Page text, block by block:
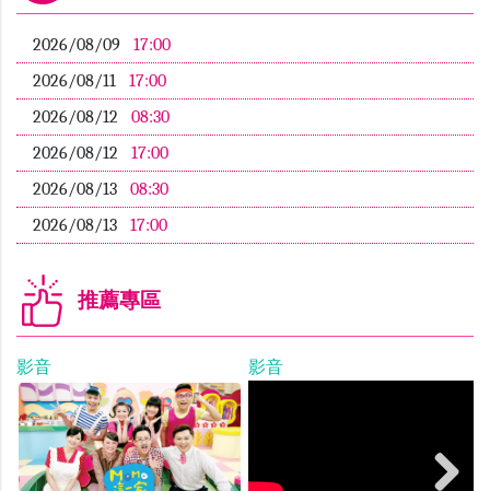
2026/08/09
17:00
2026/08/11
17:00
2026/08/12
08:30
2026/08/12
17:00
2026/08/13
08:30
2026/08/13
17:00
推薦專區
影音 影音